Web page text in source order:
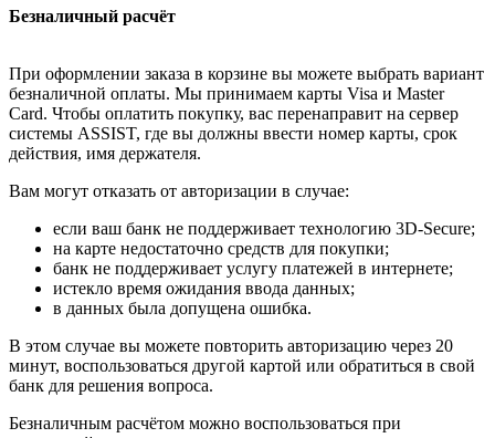
Безналичный расчёт
При оформлении заказа в корзине вы можете выбрать вариант
безналичной оплаты. Мы принимаем карты Visa и Master
Card. Чтобы оплатить покупку, вас перенаправит на сервер
системы ASSIST, где вы должны ввести номер карты, срок
действия, имя держателя.
Вам могут отказать от авторизации в случае:
если ваш банк не поддерживает технологию 3D-Secure;
на карте недостаточно средств для покупки;
банк не поддерживает услугу платежей в интернете;
истекло время ожидания ввода данных;
в данных была допущена ошибка.
В этом случае вы можете повторить авторизацию через 20
минут, воспользоваться другой картой или обратиться в свой
банк для решения вопроса.
Безналичным расчётом можно воспользоваться при